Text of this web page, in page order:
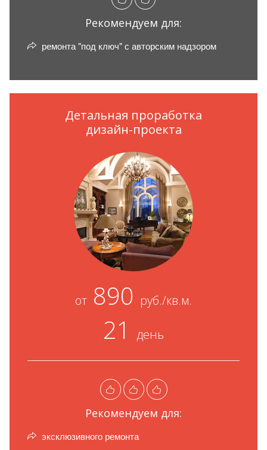
Рекомендуем для:
ремонта "под ключ" с авторским надзором
Детальная проработка
дизайн-проекта
от 890 руб./кв.м.
21 день
Рекомендуем для:
эксклюзивного ремонта